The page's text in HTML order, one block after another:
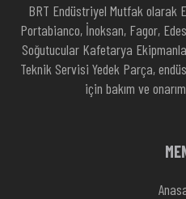
BRT Endüstriyel Mutfak olarak
Portabianco, İnoksan, Fagor,
Soğutucular Kafetarya
Teknik Servisi Yedek Parça,
için bakım ve